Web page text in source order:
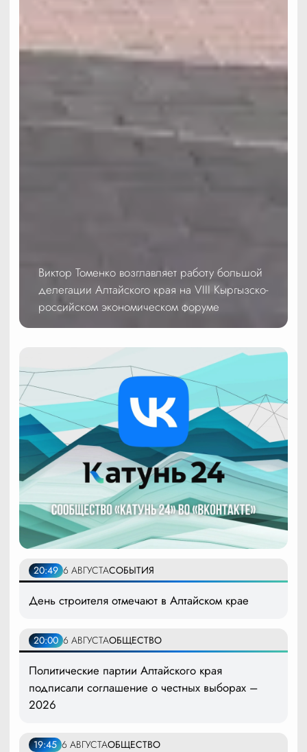
Виктор Томенко возглавляет работу большой
делегации Алтайского края на VIII Кыргызско-
российском экономическом форуме
20:49 6 АВГУСТАСОБЫТИЯ
День строителя отмечают в Алтайском крае
20:00 6 АВГУСТАОБЩЕСТВО
Политические партии Алтайского края
подписали соглашение о честных выборах –
2026
19:45 6 АВГУСТАОБЩЕСТВО